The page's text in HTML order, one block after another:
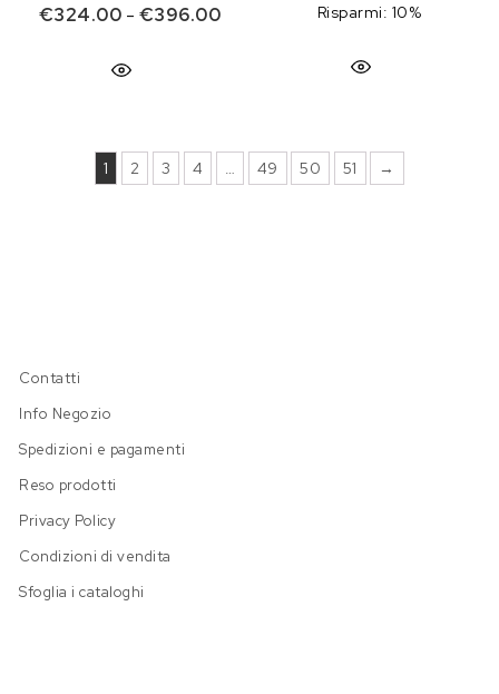
€324.00 - €396.00Fascia di prezzo: da €324.00 a
Risparmi: 10%
1 2 3 4 … 49 50 51 →
Contatti
Info Negozio
Spedizioni e pagamenti
Reso prodotti
Privacy Policy
Condizioni di vendita
Sfoglia i cataloghi